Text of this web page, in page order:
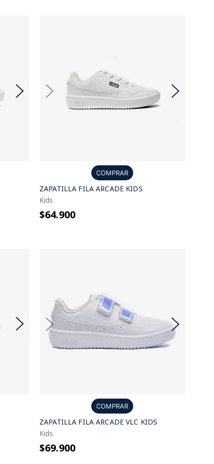
COMPRAR
ZAPATILLA FILA ARCADE KIDS
Kids
$64.900
COMPRAR
ZAPATILLA FILA ARCADE VLC KIDS
Kids
$69.900